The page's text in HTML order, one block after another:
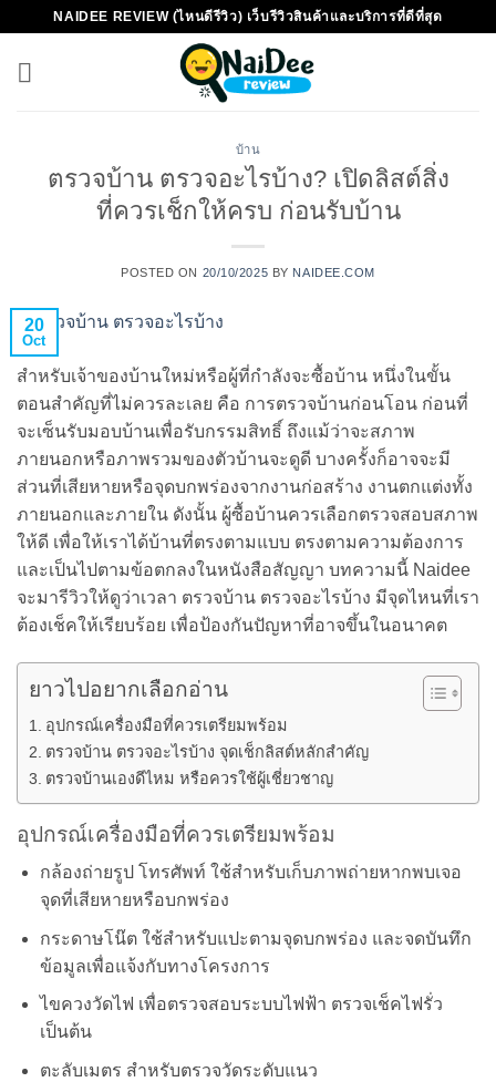
content
NAIDEE REVIEW (ไหนดีรีวิว) เว็บรีวิวสินค้าและบริการที่ดีที่สุด
บ้าน
ตรวจบ้าน ตรวจอะไรบ้าง? เปิดลิสต์สิ่ง
ที่ควรเช็กให้ครบ ก่อนรับบ้าน
POSTED ON 20/10/2025 BY NAIDEE.COM
20
Oct
สำหรับเจ้าของบ้านใหม่หรือผู้ที่กำลังจะซื้อบ้าน หนึ่งในขั้น
ตอนสำคัญที่ไม่ควรละเลย คือ การตรวจบ้านก่อนโอน ก่อนที่
จะเซ็นรับมอบบ้านเพื่อรับกรรมสิทธิ์ ถึงแม้ว่าจะสภาพ
ภายนอกหรือภาพรวมของตัวบ้านจะดูดี บางครั้งก็อาจจะมี
ส่วนที่เสียหายหรือจุดบกพร่องจากงานก่อสร้าง งานตกแต่งทั้ง
ภายนอกและภายใน ดังนั้น ผู้ซื้อบ้านควรเลือกตรวจสอบสภาพ
ให้ดี เพื่อให้เราได้บ้านที่ตรงตามแบบ ตรงตามความต้องการ
และเป็นไปตามข้อตกลงในหนังสือสัญญา บทความนี้ Naidee
จะมารีวิวให้ดูว่าเวลา ตรวจบ้าน ตรวจอะไรบ้าง มีจุดไหนที่เรา
ต้องเช็คให้เรียบร้อย เพื่อป้องกันปัญหาที่อาจขึ้นในอนาคต
ยาวไปอยากเลือกอ่าน
อุปกรณ์เครื่องมือที่ควรเตรียมพร้อม
ตรวจบ้าน ตรวจอะไรบ้าง จุดเช็กลิสต์หลักสำคัญ
ตรวจบ้านเองดีไหม หรือควรใช้ผู้เชี่ยวชาญ
อุปกรณ์เครื่องมือที่ควรเตรียมพร้อม
กล้องถ่ายรูป โทรศัพท์ ใช้สำหรับเก็บภาพถ่ายหากพบเจอ
จุดที่เสียหายหรือบกพร่อง
กระดาษโน๊ต ใช้สำหรับแปะตามจุดบกพร่อง และจดบันทึก
ข้อมูลเพื่อแจ้งกับทางโครงการ
ไขควงวัดไฟ เพื่อตรวจสอบระบบไฟฟ้า ตรวจเช็คไฟรั่ว
เป็นต้น
ตะลับเมตร สำหรับตรวจวัดระดับแนว